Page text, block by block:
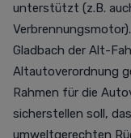
unterstützt (z.B.
Gladbach der Alt-
Altautoverordnung
Rahmen für die
sicherstellen soll,
umweltgerechten